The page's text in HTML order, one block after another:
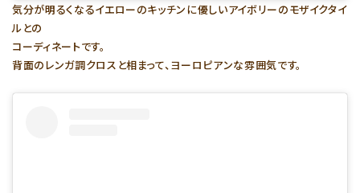
気分が明るくなるイエローのキッチンに優しいアイボリーのモザイクタイ
ルとの
コーディネートです。
背面のレンガ調クロスと相まって、ヨーロピアンな雰囲気です。